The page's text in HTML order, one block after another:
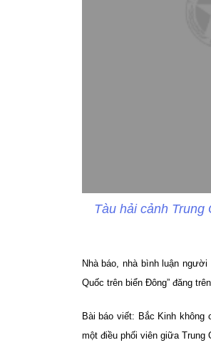
Tàu hải cảnh Trung
Nhà báo, nhà bình luận
Quốc trên biển Đông” đăng
Bài báo viết: Bắc Kinh không
một điều phối viên giữa Trung